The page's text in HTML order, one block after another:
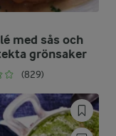
med sås och
grönsaker
(829)